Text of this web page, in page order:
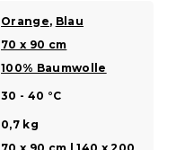
Orange, Blau
70 x 90 cm
100% Baumwolle
30 - 40 °C
0,7 kg